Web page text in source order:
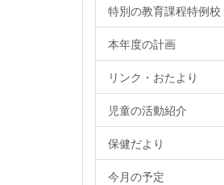
特別の教育課程特例校
本年度の計画
リンク・おたより
児童の活動紹介
保健だより
今月の予定